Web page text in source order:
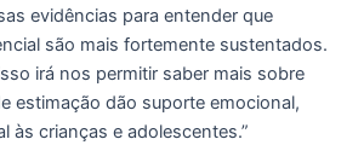
evidências para entender que
são mais fortemente sustentados.
irá nos permitir saber mais sobre
estimação dão suporte emocional,
às crianças e adolescentes.”